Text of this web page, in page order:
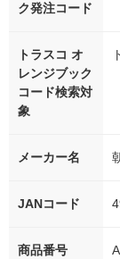
ク発注コード
トラスコ オ
レンジブック
コード検索対
象
メーカー名
JANコード
商品番号